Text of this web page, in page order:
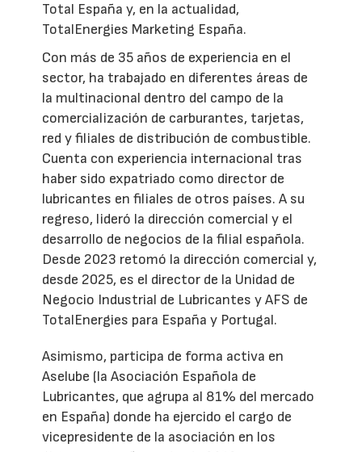
Total España y, en la actualidad,
TotalEnergies Marketing España.
Con más de 35 años de experiencia en el
sector, ha trabajado en diferentes áreas de
la multinacional dentro del campo de la
comercialización de carburantes, tarjetas,
red y filiales de distribución de combustible.
Cuenta con experiencia internacional tras
haber sido expatriado como director de
lubricantes en filiales de otros países. A su
regreso, lideró la dirección comercial y el
desarrollo de negocios de la filial española.
Desde 2023 retomó la dirección comercial y,
desde 2025, es el director de la Unidad de
Negocio Industrial de Lubricantes y AFS de
TotalEnergies para España y Portugal.
Asimismo, participa de forma activa en
Aselube (la Asociación Española de
Lubricantes, que agrupa al 81% del mercado
en España) donde ha ejercido el cargo de
vicepresidente de la asociación en los